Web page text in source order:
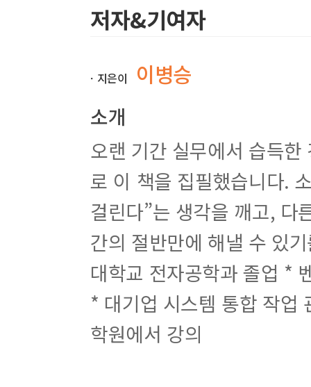
5.5서블릿 동작 과정
애너테이션을 이용한 서블릿 매핑
6.1서블릿의 세 가지 기본 기능
6.1.1서블릿 기본 기능 수행 과정
태그 이용해 서블릿에 요청하기
6.3서블릿에서 클라이언트의 요청을 얻는 방법
6.4서블릿의 응답 처리 방법
웹 브라우저에서 서블릿으로 데이터 전송하기
6.6 GET방식과POST방식 요청 동시에 처리하기
6.8서블릿을 이용한 여러 가지 실습 예제
7장 서블릿 비즈니스 로직 처리
7.1서블릿의 비즈니스 로직 처리 방법
7.2 서블릿의 데이터베이스 연동하기
7.3 DataSource 이용해 데이터베이스 연동하기
회원 정보 삭제하기
8장 서블릿 확장 API 사용하기
서블릿 포워드 기능 사용하기
저자&기여자
ㆍ지은이 이병승
소개
오랜 기간 실무에서 습득
로 이 책을 집필했습니다.
걸린다”는 생각을 깨고, 다
간의 절반만에 해낼 수 있
대학교 전자공학과 졸업 *
* 대기업 시스템 통합 작업
학원에서 강의